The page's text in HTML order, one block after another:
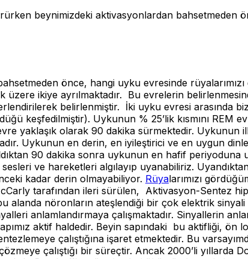
aktivasyonlardan bahsetmeden
önce, hangi uyku evresinde
ikiye ayrılmaktadır. Bu evrelerin
belirlenmiştir. İki uyku evresi arasında biz
keşfedilmiştir). Uykunun % 25’lik kısmını REM
yaklaşık olarak 90 dakika sürmektedir. Uykunun
Uykunun en derin, en iyileştirici ve en uygun
90 dakika sonra uykunun en hafif periyoduna
ve hareketleri algılayıp uyanabiliriz.
kadar derin olmayabiliyor. Rüyalarımızı
tarafından ileri sürülen, Aktivasyon-Sentez
alanda nöronların ateşlendiği bir çok elektrik
anlamlandırmaya çalışmaktadır. Sinyallerin
aktif haldedir. Beyin sapındaki bu aktifliği, ön
çalıştığına işaret etmektedir. Bu
çalıştığı bir süreçtir. Ancak 2000’li yıllarda